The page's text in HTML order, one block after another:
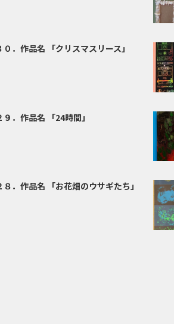
０．作品名 「クリスマスリース」
９．作品名 「24時間」
８．作品名 「お花畑のウサギたち」